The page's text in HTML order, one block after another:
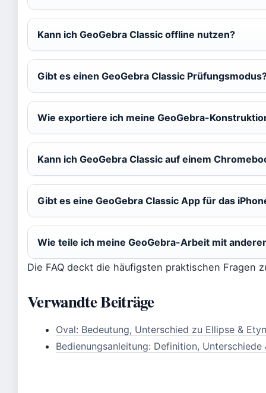
Kann ich GeoGebra Classic offline nutzen?
Gibt es einen GeoGebra Classic
Wie exportiere ich meine GeoGebra-
Kann ich GeoGebra Classic auf einem
Gibt es eine GeoGebra Classic App für das
Wie teile ich meine GeoGebra-Arbeit mit
Die FAQ deckt die häufigsten praktischen Fragen
Verwandte Beiträge
Oval: Bedeutung, Unterschied zu Ellipse &
Bedienungsanleitung: Definition, Unterschiede